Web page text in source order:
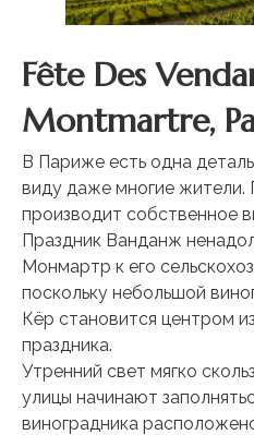
Fête Des
Montmartre,
В Париже есть одна
виду даже многие жители.
производит собственное
Праздник Ванданж
Монмартр к его
поскольку небольшой
Кёр становится центром
праздника.
Утренний свет мягко
улицы начинают
виноградника